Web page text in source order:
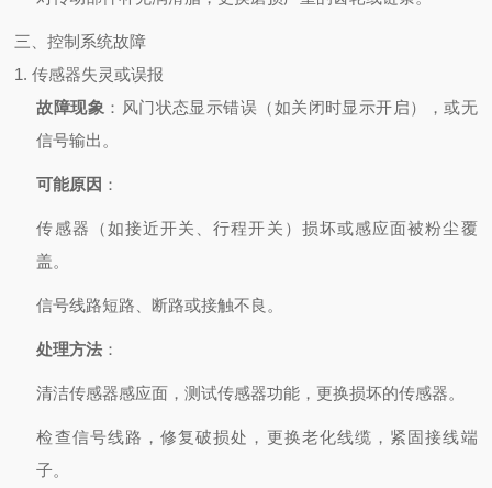
三、控制系统故障
1. 传感器失灵或误报
故障现象 ：风门状态显示错误（如关闭时显示开启），或无
信号输出。
可能原因 ：
传感器（如接近开关、行程开关）损坏或感应面被粉尘覆
盖。
信号线路短路、断路或接触不良。
处理方法 ：
清洁传感器感应面，测试传感器功能，更换损坏的传感器。
检查信号线路，修复破损处，更换老化线缆，紧固接线端
子。